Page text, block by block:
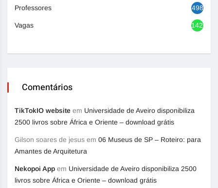
Professores 498
Vagas 1420
Comentários
TikTokIO website em Universidade de Aveiro disponibiliza
2500 livros sobre África e Oriente – download grátis
Gilson soares de jesus em 06 Museus de SP – Roteiro: para
Amantes de Arquitetura
Nekopoi App em Universidade de Aveiro disponibiliza 2500
livros sobre África e Oriente – download grátis